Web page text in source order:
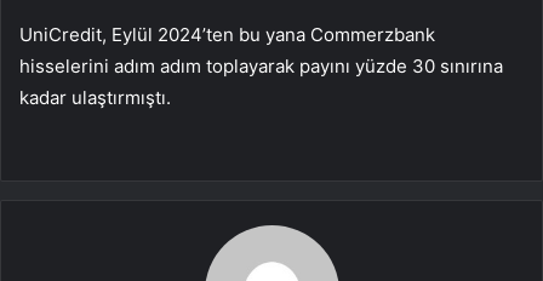
UniCredit, Eylül 2024’ten bu yana Commerzbank
hisselerini adım adım toplayarak payını yüzde 30 sınırına
kadar ulaştırmıştı.